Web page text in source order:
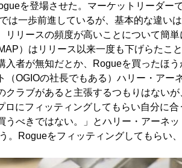
を登場させた。マーケットリーダー
一歩前進しているが、基本的な違い
リースの頻度が高いことについて簡
）はリリース以来一度も下げらたこ
者が無知だとか、Rogueを買ったほ
OGIOの社長でもある）ハリー・アー
ラブがあると主張するつもりはない
にフィッティングしてもらい自分に
べきではない。」とハリー・アーネ
。Rogueをフィッティングしてもらい